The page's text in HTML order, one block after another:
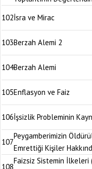
102İsra ve Mirac
103Berzah Alemi 2
104Berzah Alemi
105Enflasyon ve Faiz
106İşsizlik Probleminin
107
Peygamberimizin
Emrettiği Kişiler
108
Faizsiz Sistemin İlkeleri